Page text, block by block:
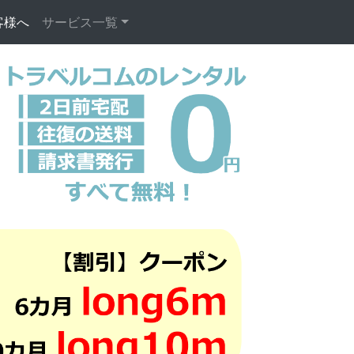
様へ (current)
サービス一覧